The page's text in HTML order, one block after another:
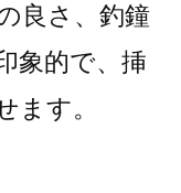
良さ、釣鐘
象的で、挿
ます。